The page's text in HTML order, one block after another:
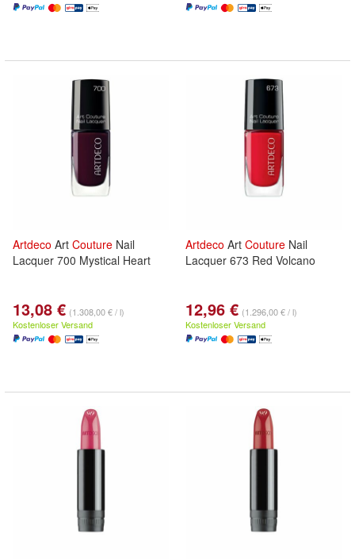
Artdeco Art Couture Nail
Lacquer 700 Mystical Heart
13,08 € (1.308,00 € / l)
Kostenloser Versand
Artdeco Art Couture Nail
Lacquer 673 Red Volcano
12,96 € (1.296,00 € / l)
Kostenloser Versand